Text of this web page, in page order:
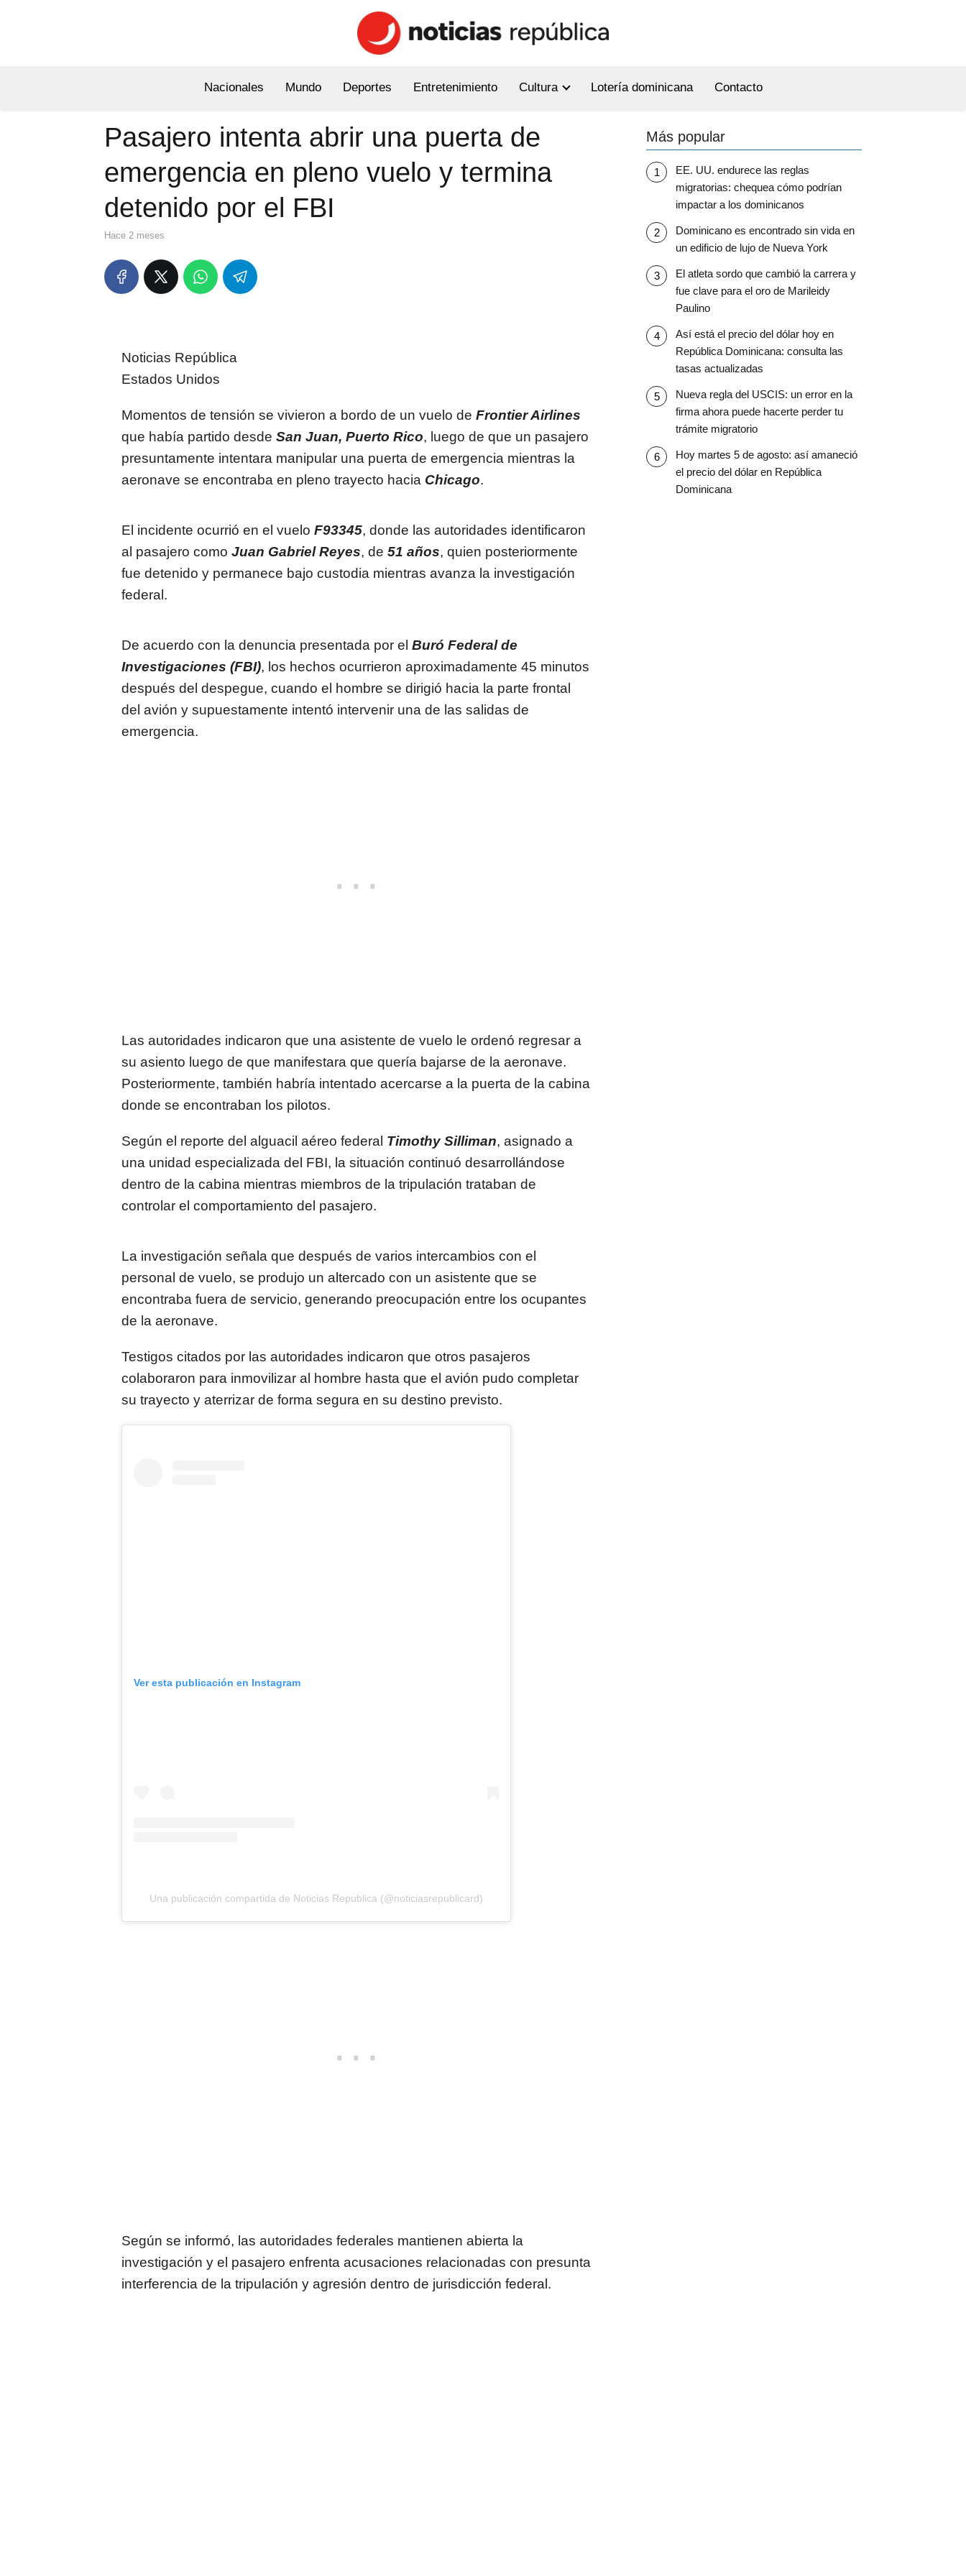
Nacionales Mundo Deportes Entretenimiento Cultura Lotería dominicana Contacto
Pasajero intenta abrir una puerta de
emergencia en pleno vuelo y termina
detenido por el FBI
hace 2 meses
Noticias República
Estados Unidos
Momentos de tensión se vivieron a bordo de un vuelo de Frontier Airlines
que había partido desde San Juan, Puerto Rico, luego de que un pasajero
presuntamente intentara manipular una puerta de emergencia mientras la
aeronave se encontraba en pleno trayecto hacia Chicago.
El incidente ocurrió en el vuelo F93345, donde las autoridades identificaron
al pasajero como Juan Gabriel Reyes, de 51 años, quien posteriormente
fue detenido y permanece bajo custodia mientras avanza la investigación
federal.
De acuerdo con la denuncia presentada por el Buró Federal de
Investigaciones (FBI), los hechos ocurrieron aproximadamente 45 minutos
después del despegue, cuando el hombre se dirigió hacia la parte frontal
del avión y supuestamente intentó intervenir una de las salidas de
emergencia.
Las autoridades indicaron que una asistente de vuelo le ordenó regresar a
su asiento luego de que manifestara que quería bajarse de la aeronave.
Posteriormente, también habría intentado acercarse a la puerta de la cabina
donde se encontraban los pilotos.
Según el reporte del alguacil aéreo federal Timothy Silliman, asignado a
una unidad especializada del FBI, la situación continuó desarrollándose
dentro de la cabina mientras miembros de la tripulación trataban de
controlar el comportamiento del pasajero.
La investigación señala que después de varios intercambios con el
personal de vuelo, se produjo un altercado con un asistente que se
encontraba fuera de servicio, generando preocupación entre los ocupantes
de la aeronave.
Testigos citados por las autoridades indicaron que otros pasajeros
colaboraron para inmovilizar al hombre hasta que el avión pudo completar
su trayecto y aterrizar de forma segura en su destino previsto.
Ver esta publicación en Instagram
Una publicación compartida de Noticias Republica (@noticiasrepublicard)
Según se informó, las autoridades federales mantienen abierta la
investigación y el pasajero enfrenta acusaciones relacionadas con presunta
interferencia de la tripulación y agresión dentro de jurisdicción federal.
Más popular
EE. UU. endurece las reglas
migratorias: chequea cómo podrían
impactar a los dominicanos
Dominicano es encontrado sin vida en
un edificio de lujo de Nueva York
El atleta sordo que cambió la carrera y
fue clave para el oro de Marileidy
Paulino
Así está el precio del dólar hoy en
República Dominicana: consulta las
tasas actualizadas
Nueva regla del USCIS: un error en la
firma ahora puede hacerte perder tu
trámite migratorio
Hoy martes 5 de agosto: así amaneció
el precio del dólar en República
Dominicana